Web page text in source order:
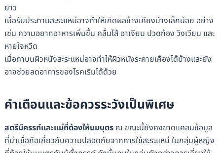
ยาว
เมื่อรับประทานสะระแหน่อาจทำให้เกิดผลข้างเคียงบ้างเล็กน้อย อย่าง
เช่น ความอยากอาหารเพิ่มขึ้น คลื่นไส้ อาเจียน ปวดท้อง วิงเวียน และ
หายใจหวีด
เมื่อทาบนผิวหนังสะระแหน่อาจทำให้ผิวหนังระคายเคืองได้บ้างและยัง
อาจช่วยลดอาการของโรคเริมได้ด้วย
คำเตือนและข้อควรระวังเป็นพิเศษ
สตรีมีครรภ์และแม่ที่ต้องให้นมบุตรณ ขณะนี้ยังคงขาดแคลนข้อมูล
ที่น่าเชื่อถือเกี่ยวกับความปลอดภัยจากการใช้สะระแหน่ ในกลุ่มผู้หญิง